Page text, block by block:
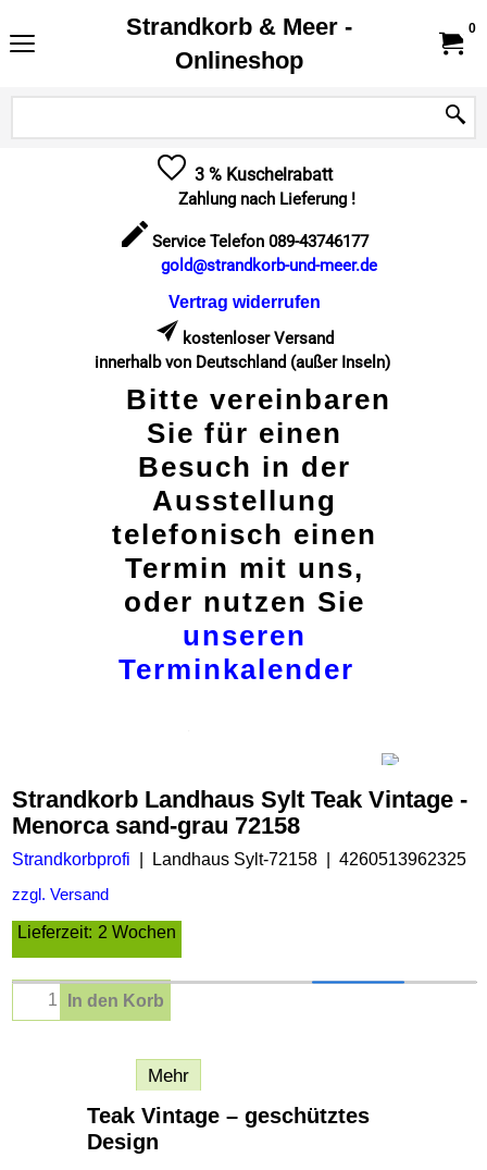
Strandkorb & Meer -
Onlineshop
0
3 % Kuschelrabatt
Zahlung nach Lieferung !
Service Telefon 089-43746177
gold@strandkorb-und-meer.de
Vertrag widerrufen
kostenloser Versand
innerhalb von Deutschland (außer Inseln)
Bitte vereinbaren
Sie für einen
Besuch in der
Ausstellung
telefonisch einen
Termin mit uns,
oder nutzen Sie
unseren
Terminkalender
Strandkorb Landhaus Sylt Teak Vintage -
Menorca sand-grau 72158
Strandkorbprofi Landhaus Sylt-72158 4260513962325
zzgl. Versand
Lieferzeit: 2 Wochen
In den Korb
Mehr
Teak Vintage – geschütztes
Design